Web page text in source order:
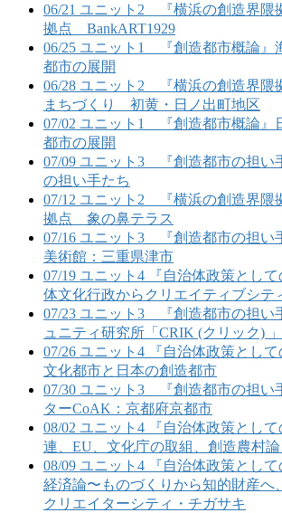
06/21 ユニット2 『横浜の創造界隈
拠点 BankART1929
06/25 ユニット1 『創造都市概論』
都市の展開
06/28 ユニット2 『横浜の創造界隈
まちづくり 初黄・日ノ出町地区
07/02 ユニット1 『創造都市概論』
都市の展開
07/09 ユニット3 『創造都市の担い
の担い手たち
07/12 ユニット2 『横浜の創造界隈
拠点 象の鼻テラス
07/16 ユニット3 『創造都市の担い
美術館：三重県津市
07/19 ユニット4 『自治体政策とし
体文化行政からクリエイティブシテ
07/23 ユニット3 『創造都市の担い
ュニティ研究所「CRIK (クリック)
07/26 ユニット4 『自治体政策とし
文化都市と日本の創造都市
07/30 ユニット3 『創造都市の担い
ターCoAK：京都府京都市
08/02 ユニット4 『自治体政策とし
連、EU、文化庁の取組、創造農村
08/09 ユニット4 『自治体政策とし
経済論〜ものづくりから知的財産へ
クリエイターシティ・チガサキ